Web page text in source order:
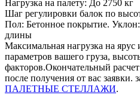
Нагрузка на палету: До 2750 кг
Шаг регулировки балок по
Пол: Бетонное покрытие.
длины
Максимальная нагрузка на ярус
параметров вашего груза,
факторов.Окончательный
после получения от вас заявки.
ПАЛЕТНЫЕ СТЕЛЛАЖИ.